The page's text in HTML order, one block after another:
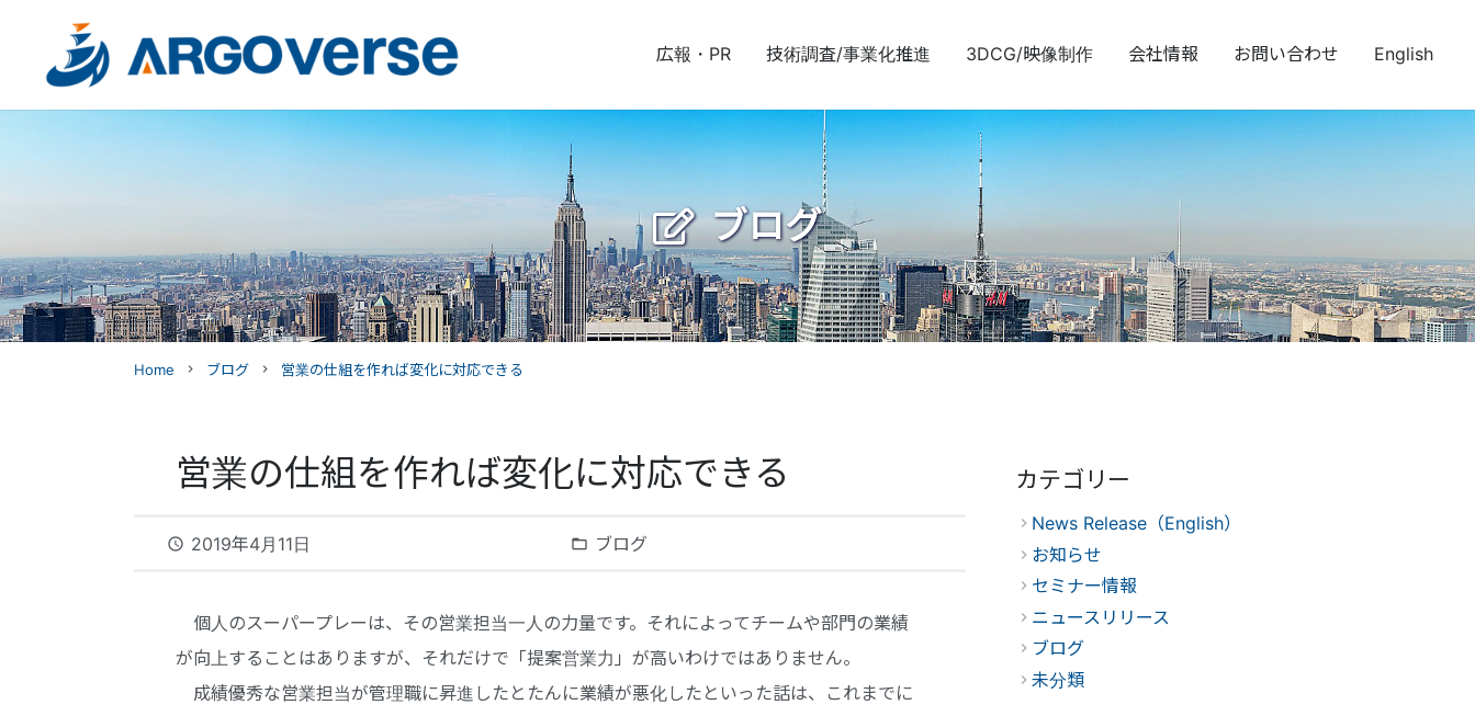
広報・PR 技術調査/事業化推進 3DCG/映像制作 会社情報 お問い合わせ English
ブログ
Home navigate_next ブログ navigate_next 営業の仕組を作れば変化に対応できる
営業の仕組を作れば変化に対応できる
access_time 2019年4月11日 folder_open ブログ
個人のスーパープレーは、その営業担当一人の力量です。それによってチームや部門の業績
が向上することはありますが、それだけで「提案営業力」が高いわけではありません。
成績優秀な営業担当が管理職に昇進したとたんに業績が悪化したといった話は、これまでに
カテゴリー
News Release（English）
お知らせ
セミナー情報
ニュースリリース
ブログ
未分類